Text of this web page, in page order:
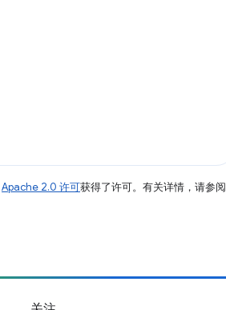
Apache 2.0 许可获得了许可。有关详情，请参阅